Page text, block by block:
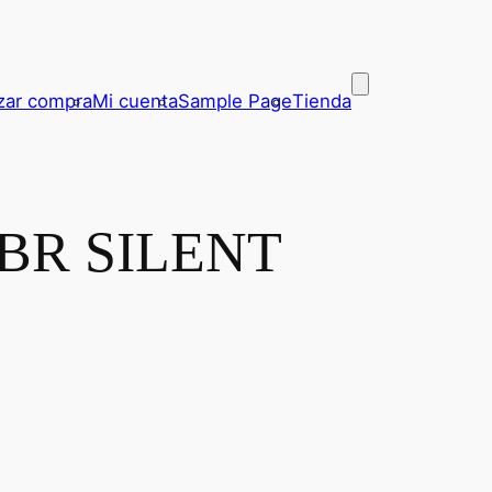
compraMi cuentaSample PageTienda
SILENT